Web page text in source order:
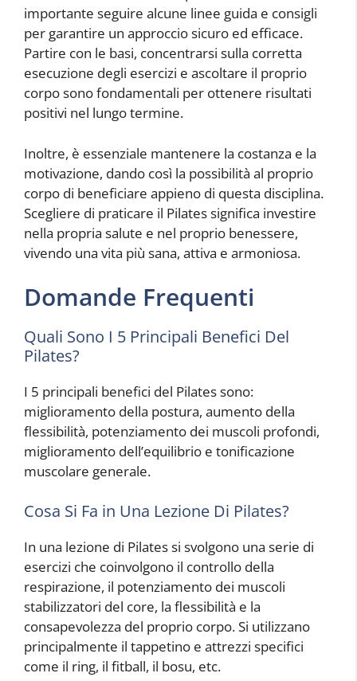
importante seguire alcune linee guida e consigli
per garantire un approccio sicuro ed efficace.
Partire con le basi, concentrarsi sulla corretta
esecuzione degli esercizi e ascoltare il proprio
corpo sono fondamentali per ottenere risultati
positivi nel lungo termine.
Inoltre, è essenziale mantenere la costanza e la
motivazione, dando così la possibilità al proprio
corpo di beneficiare appieno di questa disciplina.
Scegliere di praticare il Pilates significa investire
nella propria salute e nel proprio benessere,
vivendo una vita più sana, attiva e armoniosa.
Domande Frequenti
Quali Sono I 5 Principali Benefici Del
Pilates?
I 5 principali benefici del Pilates sono:
miglioramento della postura, aumento della
flessibilità, potenziamento dei muscoli profondi,
miglioramento dell’equilibrio e tonificazione
muscolare generale.
Cosa Si Fa in Una Lezione Di Pilates?
In una lezione di Pilates si svolgono una serie di
esercizi che coinvolgono il controllo della
respirazione, il potenziamento dei muscoli
stabilizzatori del core, la flessibilità e la
consapevolezza del proprio corpo. Si utilizzano
principalmente il tappetino e attrezzi specifici
come il ring, il fitball, il bosu, etc.